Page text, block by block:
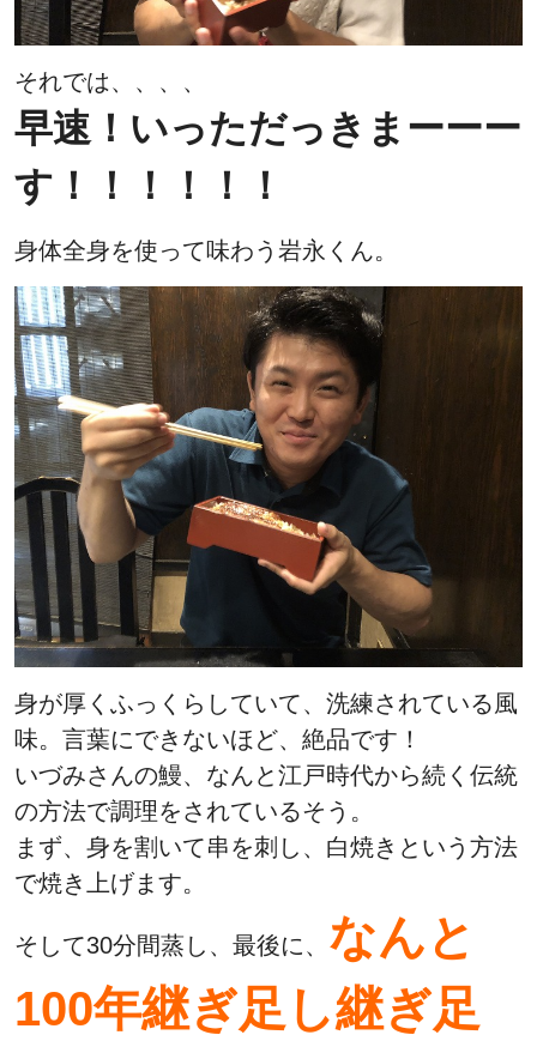
それでは、、、、
早速！いっただっきまーーー
す！！！！！！
身体全身を使って味わう岩永くん。
身が厚くふっくらしていて、洗練されている風
味。言葉にできないほど、絶品です！
いづみさんの鰻、なんと江戸時代から続く伝統
の方法で調理をされているそう。
まず、身を割いて串を刺し、白焼きという方法
で焼き上げます。
そして30分間蒸し、最後に、 なんと
100年継ぎ足し継ぎ足